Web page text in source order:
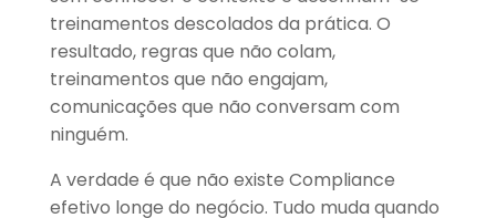
treinamentos descolados da prática. O
resultado, regras que não colam,
treinamentos que não engajam,
comunicações que não conversam com
ninguém.
A verdade é que não existe Compliance
efetivo longe do negócio. Tudo muda quando